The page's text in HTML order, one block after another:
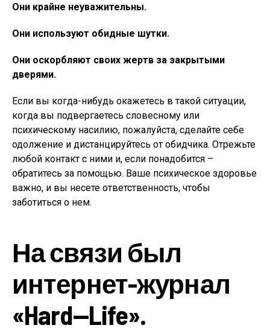
Они крайне неуважительны.
Они используют обидные шутки.
Они оскорбляют своих жертв за закрытыми
дверями.
Если вы когда-нибудь окажетесь в такой ситуации,
когда вы подвергаетесь словесному или
психическому насилию, пожалуйста, сделайте себе
одолжение и дистанцируйтесь от обидчика. Отрежьте
любой контакт с ними и, если понадобится –
обратитесь за помощью. Ваше психическое здоровье
важно, и вы несете ответственность, чтобы
заботиться о нем.
На связи был
интернет-журнал
«Hard—Life».